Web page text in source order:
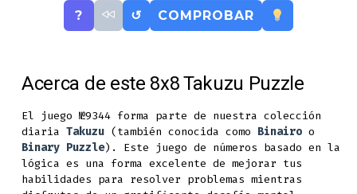
? ↺ COMPROBAR
Acerca de este 8x8 Takuzu Puzzle
El juego №9344 forma parte de nuestra colección
diariaTakuzu (también conocida como Binairo o
Binary Puzzle). Este juego de números basado en la
lógica es una forma excelente de mejorar tus
habilidades para resolver problemas mientras